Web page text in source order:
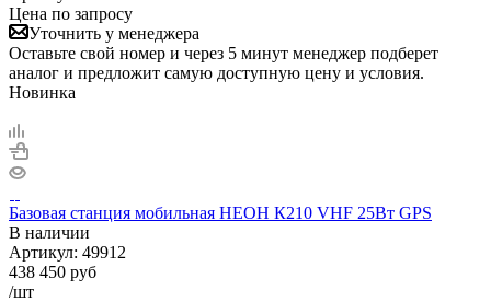
Цена по запросу
Уточнить у менеджера
Оставьте свой номер и через 5 минут менеджер подберет
аналог и предложит самую доступную цену и условия.
Новинка
Базовая станция мобильная НЕОН К210 VHF 25Вт GPS
В наличии
Артикул: 49912
438 450 руб
/шт